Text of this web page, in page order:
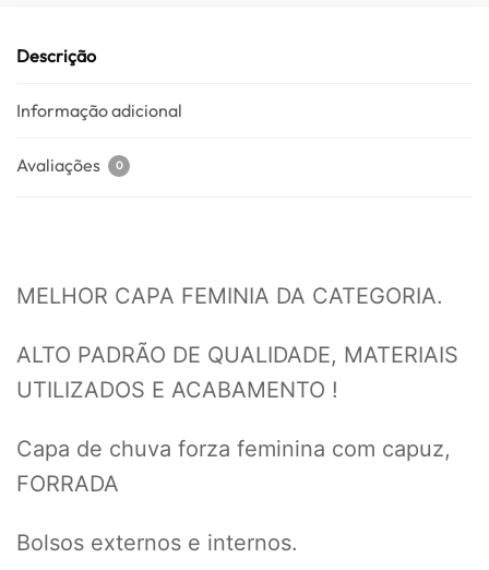
Descrição
Informação adicional
Avaliações 0
MELHOR CAPA FEMINIA DA CATEGORIA.
ALTO PADRÃO DE QUALIDADE, MATERIAIS
UTILIZADOS E ACABAMENTO !
Capa de chuva forza feminina com capuz,
FORRADA
Bolsos externos e internos.